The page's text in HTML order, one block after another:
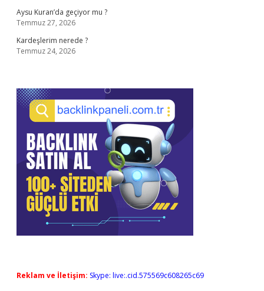
Aysu Kuran’da geçiyor mu ?
Temmuz 27, 2026
Kardeşlerim nerede ?
Temmuz 24, 2026
Reklam ve İletişim: Skype: live:.cid.575569c608265c69